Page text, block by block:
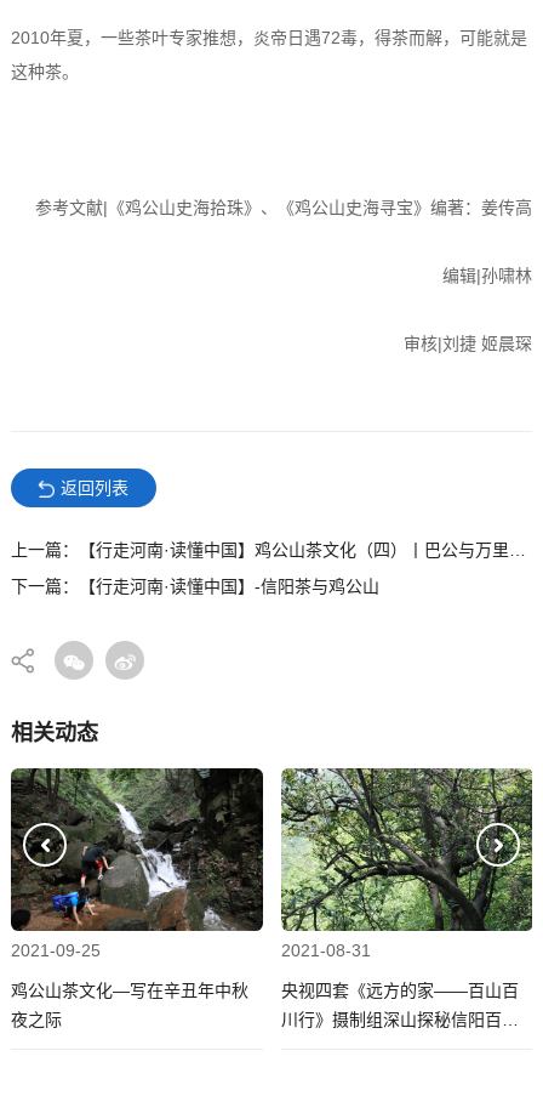
2010年夏，一些茶叶专家推想，炎帝日遇72毒，得茶而解，可能就是
这种茶。
参考文献|《鸡公山史海拾珠》、《鸡公山史海寻宝》编著：姜传高
编辑|孙啸林
审核|刘捷 姬晨琛
返回列表
上一篇：【行走河南·读懂中国】鸡公山茶文化（四）丨巴公与万里茶道
下一篇：【行走河南·读懂中国】-信阳茶与鸡公山
相关动态
2021-09-25
鸡公山茶文化—写在辛丑年中秋
夜之际
2021-08-31
央视四套《远方的家——百山百
川行》摄制组深山探秘信阳百年